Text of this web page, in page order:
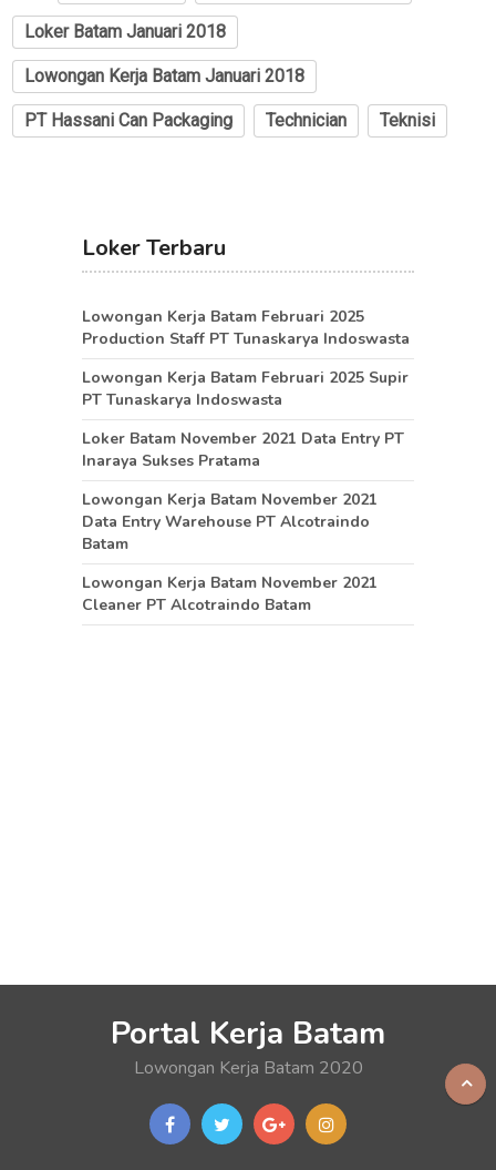
Loker Batam Januari 2018
Lowongan Kerja Batam Januari 2018
PT Hassani Can Packaging Technician Teknisi
Loker Terbaru
Lowongan Kerja Batam Februari 2025
Production Staff PT Tunaskarya Indoswasta
Lowongan Kerja Batam Februari 2025 Supir
PT Tunaskarya Indoswasta
Loker Batam November 2021 Data Entry PT
Inaraya Sukses Pratama
Lowongan Kerja Batam November 2021
Data Entry Warehouse PT Alcotraindo
Batam
Lowongan Kerja Batam November 2021
Cleaner PT Alcotraindo Batam
Portal Kerja Batam
Lowongan Kerja Batam 2020